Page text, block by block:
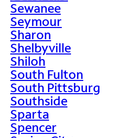
Sewanee
Seymour
Sharon
Shelbyville
Shiloh
South Fulton
South Pittsburg
Southside
Sparta
Spencer